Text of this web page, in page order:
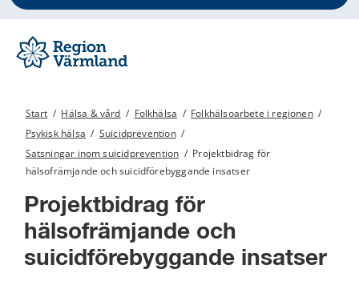
Start / Hälsa & vård / Folkhälsa / Folkhälsoarbete i regionen /
Psykisk hälsa / Suicidprevention /
Satsningar inom suicidprevention / Projektbidrag för
hälsofrämjande och suicidförebyggande insatser
Projektbidrag för
hälsofrämjande och
suicidförebyggande insatser